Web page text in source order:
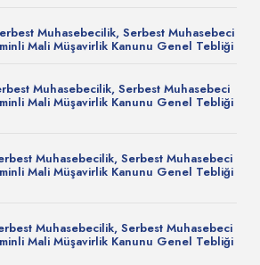
Muhasebecilik, Serbest Muhasebeci
Mali Müşavirlik Kanunu Genel Tebliği
Muhasebecilik, Serbest Muhasebeci
Mali Müşavirlik Kanunu Genel Tebliği
Muhasebecilik, Serbest Muhasebeci
Mali Müşavirlik Kanunu Genel Tebliği
Muhasebecilik, Serbest Muhasebeci
Mali Müşavirlik Kanunu Genel Tebliği